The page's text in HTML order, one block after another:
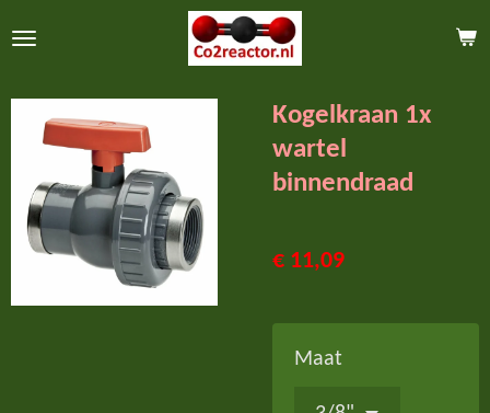
Ga
hoofdinhoud
Kogelkraan 1x
wartel
binnendraad
€ 11,09
Maat